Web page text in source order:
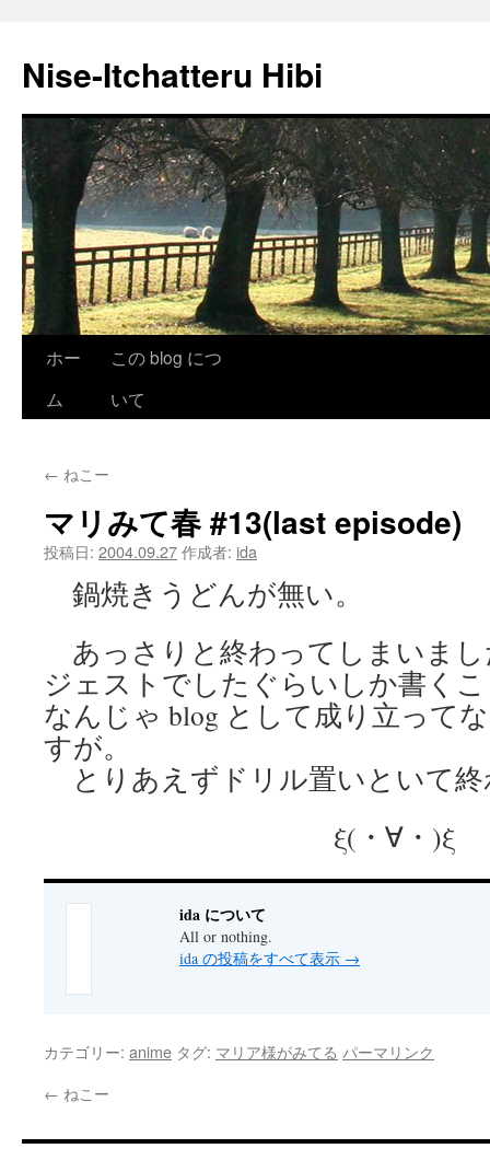
Nise-Itchatteru Hibi
ン
ツ
へ
プ
ホー
ム
この blog につ
いて
← ねこー
マリみて春 #13(last episode)
投稿日: 2004.09.27作成者: ida
鍋焼きうどんが無い。
あっさりと終わってしまいま
ジェストでしたぐらいしか書く
なんじゃ blog として成り立って
すが。
とりあえずドリル置いといて
ξ(・∀・)ξ
ida について
All or nothing.
ida の投稿をすべて表示 →
カテゴリー: anime タグ: マリア様がみてる パーマリンク
← ねこー